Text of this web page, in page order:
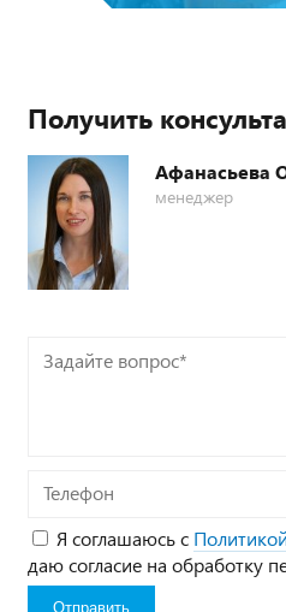
Получить
Афанасьева
менеджер
Задайте
вопрос*
Телефон
Я соглашаюсь с
даю согласие на обработку